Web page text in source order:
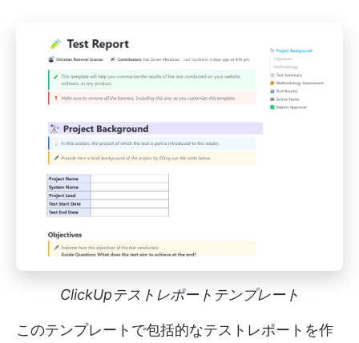
ClickUpテストレポートテンプレート
このテンプレートで包括的なテストレポートを作